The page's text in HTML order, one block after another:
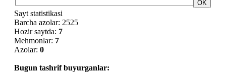
Sayt statistikasi
Barcha azolar: 2525
Hozir saytda: 7
Mehmonlar: 7
Azolar: 0
Bugun tashrif buyurganlar: